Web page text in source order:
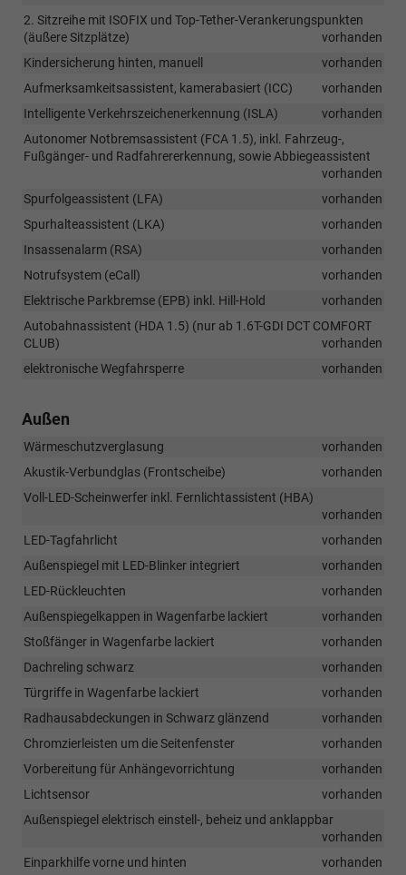
2. Sitzreihe mit ISOFIX und Top-Tether-Verankerungspunkten
(äußere Sitzplätze)
vorhanden
Kindersicherung hinten, manuell
vorhanden
Aufmerksamkeitsassistent, kamerabasiert (ICC)
vorhanden
Intelligente Verkehrszeichenerkennung (ISLA)
vorhanden
Autonomer Notbremsassistent (FCA 1.5), inkl. Fahrzeug-,
Fußgänger- und Radfahrererkennung, sowie Abbiegeassistent
vorhanden
Spurfolgeassistent (LFA)
vorhanden
Spurhalteassistent (LKA)
vorhanden
Insassenalarm (RSA)
vorhanden
Notrufsystem (eCall)
vorhanden
Elektrische Parkbremse (EPB) inkl. Hill-Hold
vorhanden
Autobahnassistent (HDA 1.5) (nur ab 1.6T-GDI DCT COMFORT
CLUB)
vorhanden
elektronische Wegfahrsperre
vorhanden
Außen
Wärmeschutzverglasung
vorhanden
Akustik-Verbundglas (Frontscheibe)
vorhanden
Voll-LED-Scheinwerfer inkl. Fernlichtassistent (HBA)
vorhanden
LED-Tagfahrlicht
vorhanden
Außenspiegel mit LED-Blinker integriert
vorhanden
LED-Rückleuchten
vorhanden
Außenspiegelkappen in Wagenfarbe lackiert
vorhanden
Stoßfänger in Wagenfarbe lackiert
vorhanden
Dachreling schwarz
vorhanden
Türgriffe in Wagenfarbe lackiert
vorhanden
Radhausabdeckungen in Schwarz glänzend
vorhanden
Chromzierleisten um die Seitenfenster
vorhanden
Vorbereitung für Anhängevorrichtung
vorhanden
Lichtsensor
vorhanden
Außenspiegel elektrisch einstell-, beheiz und anklappbar
vorhanden
Einparkhilfe vorne und hinten
vorhanden